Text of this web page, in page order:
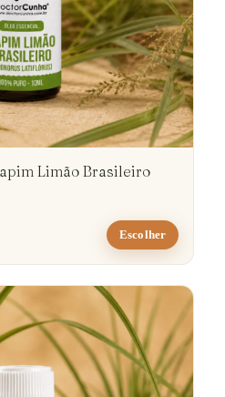
Limão Brasileiro
Escolher